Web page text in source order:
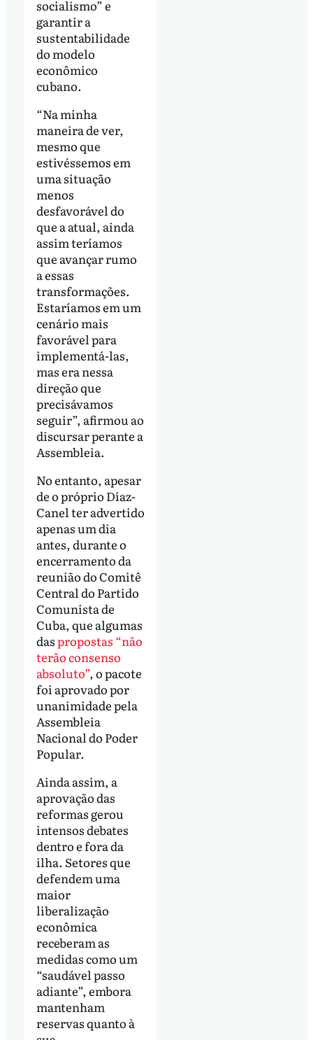
socialismo” e
garantir a
sustentabilidade
do modelo
econômico
cubano.
“Na minha
maneira de ver,
mesmo que
estivéssemos em
uma situação
menos
desfavorável do
que a atual, ainda
assim teríamos
que avançar rumo
a essas
transformações.
Estaríamos em um
cenário mais
favorável para
implementá-las,
mas era nessa
direção que
precisávamos
seguir”, afirmou ao
discursar perante a
Assembleia.
No entanto, apesar
de o próprio Díaz-
Canel ter advertido
apenas um dia
antes, durante o
encerramento da
reunião do Comitê
Central do Partido
Comunista de
Cuba, que algumas
daspropostas “não
terão consenso
absoluto”, o pacote
foi aprovado por
unanimidade pela
Assembleia
Nacional do Poder
Popular.
Ainda assim, a
aprovação das
reformas gerou
intensos debates
dentro e fora da
ilha. Setores que
defendem uma
maior
liberalização
econômica
receberam as
medidas como um
“saudável passo
adiante”, embora
mantenham
reservas quanto à